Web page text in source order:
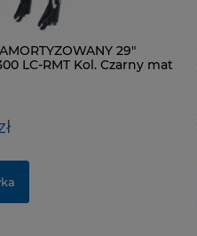
29"
LC-RMT Kol. Czarny mat